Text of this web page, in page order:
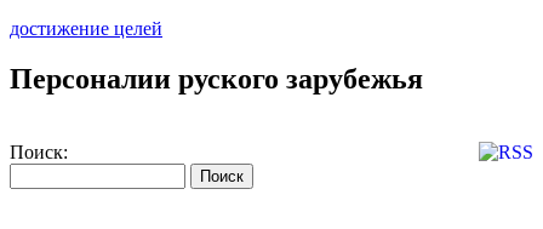
достижение целей
Персоналии руского зарубежья
Поиск: